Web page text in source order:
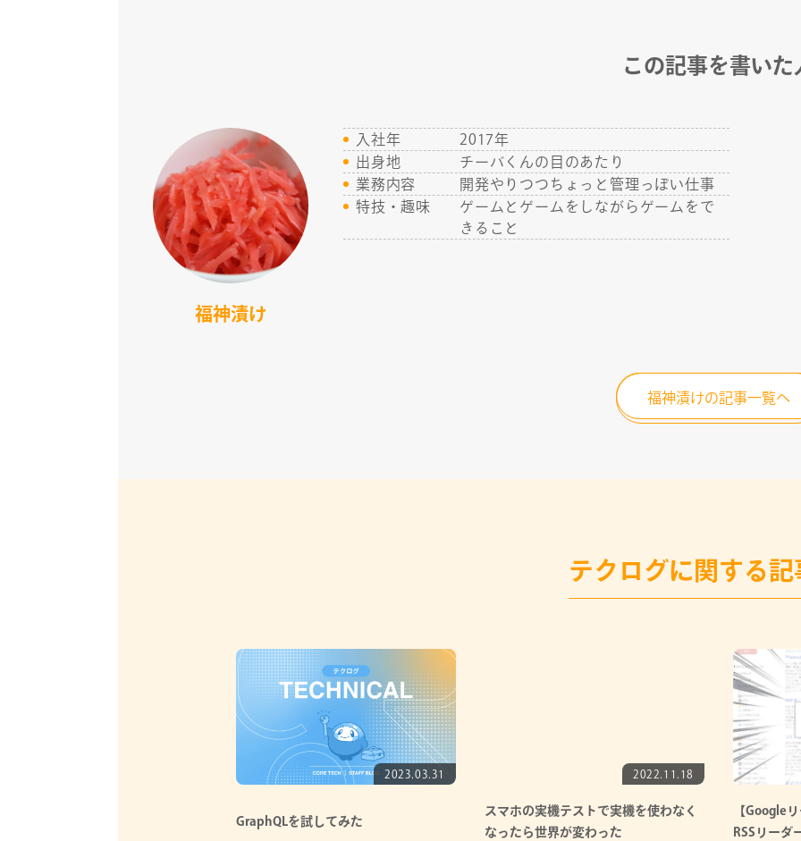
この記事を書いた
福神漬け
入社年
2017年
出身地
チーバくんの目のあたり
業務内容
開発やりつつちょっと管理っぽい仕事
特技・趣味
ゲームとゲームをしながらゲームをで
きること
福神漬けの記事一覧へ
テクログに関する記
2023.03.31
GraphQLを試してみた
2022.11.18
スマホの実機テストで実機を使わなく
なったら世界が変わった
【Google
RSSリー